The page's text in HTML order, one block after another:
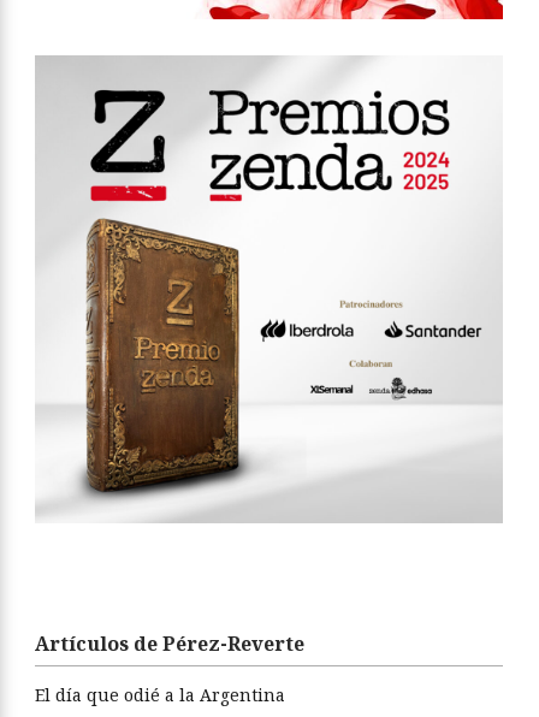
Artículos de Pérez-Reverte
El día que odié a la Argentina